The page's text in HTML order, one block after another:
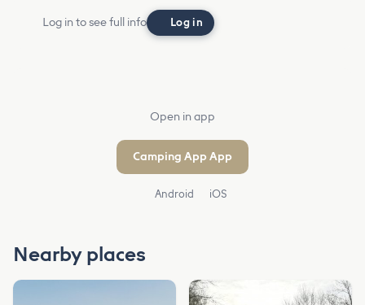
Log in to see full info Log in
Open in app
Camping App App
Android iOS
Nearby places